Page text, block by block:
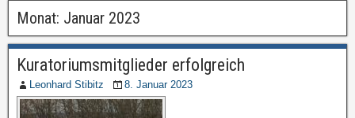
Monat: Januar 2023
Kuratoriumsmitglieder erfolgreich
Leonhard Stibitz 8. Januar 2023